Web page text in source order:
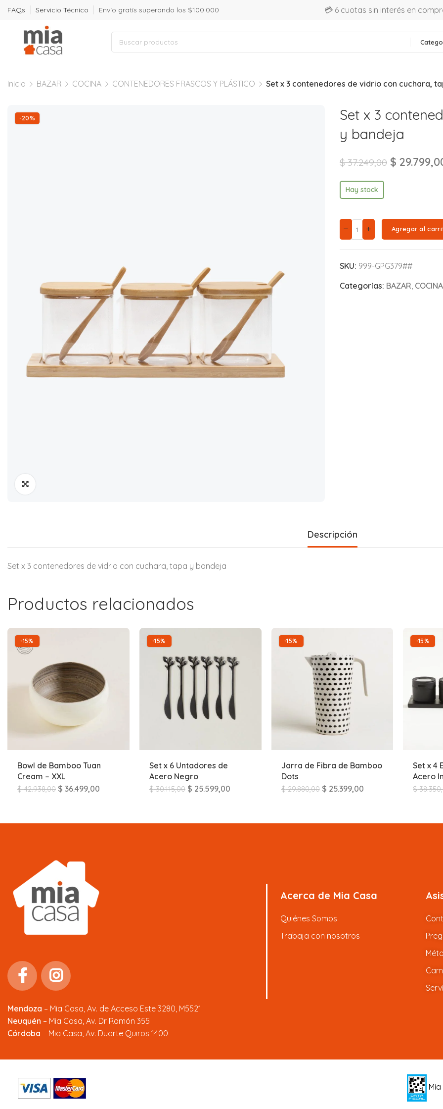
FAQs Servicio Técnico Envío gratís superando los $100.000 💳 6 cuotas sin interés en
Inicio BAZAR COCINA CONTENEDORES FRASCOS Y PLÁSTICO Set x 3 contenedores de vidrio con cuchara,
-20%
Set x 3
y bandeja
$37.249,00 $
Hay stock
Agregar al
SKU: 999-GPG379##
Categorías: BAZAR COCINA
Descripción
Set x 3 contenedores de vidrio con cuchara, tapa y bandeja
Productos relacionados
-15%
Bowl de Bamboo Tuan
Cream – XXL
$42.938,00 $ 36.499,00
-15%
Set x 6 Untadores de
Acero Negro
$30.115,00 $ 25.599,00
-15%
Jarra de Fibra de Bamboo
Dots
$29.880,00 $ 25.399,00
-15%
Set x 4
Acero
$
Mendoza – Mia Casa, Av. de Acceso Este 3280, M5521
Neuquén – Mia Casa, Av. Dr Ramón 355
Córdoba – Mia Casa, Av. Duarte Quiros 1400
Acerca de Mia Casa
Quiénes Somos
Trabaja con nosotros